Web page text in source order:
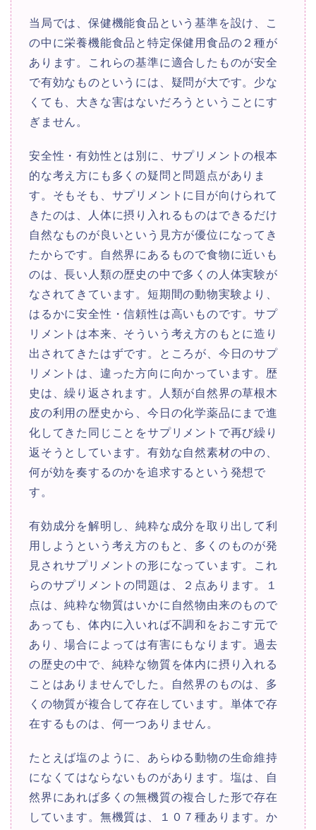
当局では、保健機能食品という基準を設け、こ
の中に栄養機能食品と特定保健用食品の２種が
あります。これらの基準に適合したものが安全
で有効なものというには、疑問が大です。少な
くても、大きな害はないだろうということにす
ぎません。
安全性・有効性とは別に、サプリメントの根本
的な考え方にも多くの疑問と問題点がありま
す。そもそも、サプリメントに目が向けられて
きたのは、人体に摂り入れるものはできるだけ
自然なものが良いという見方が優位になってき
たからです。自然界にあるもので食物に近いも
のは、長い人類の歴史の中で多くの人体実験が
なされてきています。短期間の動物実験より、
はるかに安全性・信頼性は高いものです。サプ
リメントは本来、そういう考え方のもとに造り
出されてきたはずです。ところが、今日のサプ
リメントは、違った方向に向かっています。歴
史は、繰り返されます。人類が自然界の草根木
皮の利用の歴史から、今日の化学薬品にまで進
化してきた同じことをサプリメントで再び繰り
返そうとしています。有効な自然素材の中の、
何が効を奏するのかを追求するという発想で
す。
有効成分を解明し、純粋な成分を取り出して利
用しようという考え方のもと、多くのものが発
見されサプリメントの形になっています。これ
らのサプリメントの問題は、２点あります。１
点は、純粋な物質はいかに自然物由来のもので
あっても、体内に入いれば不調和をおこす元で
あり、場合によっては有害にもなります。過去
の歴史の中で、純粋な物質を体内に摂り入れる
ことはありませんでした。自然界のものは、多
くの物質が複合して存在しています。単体で存
在するものは、何一つありません。
たとえば塩のように、あらゆる動物の生命維持
になくてはならないものがあります。塩は、自
然界にあれば多くの無機質の複合した形で存在
しています。無機質は、１０７種あります。か